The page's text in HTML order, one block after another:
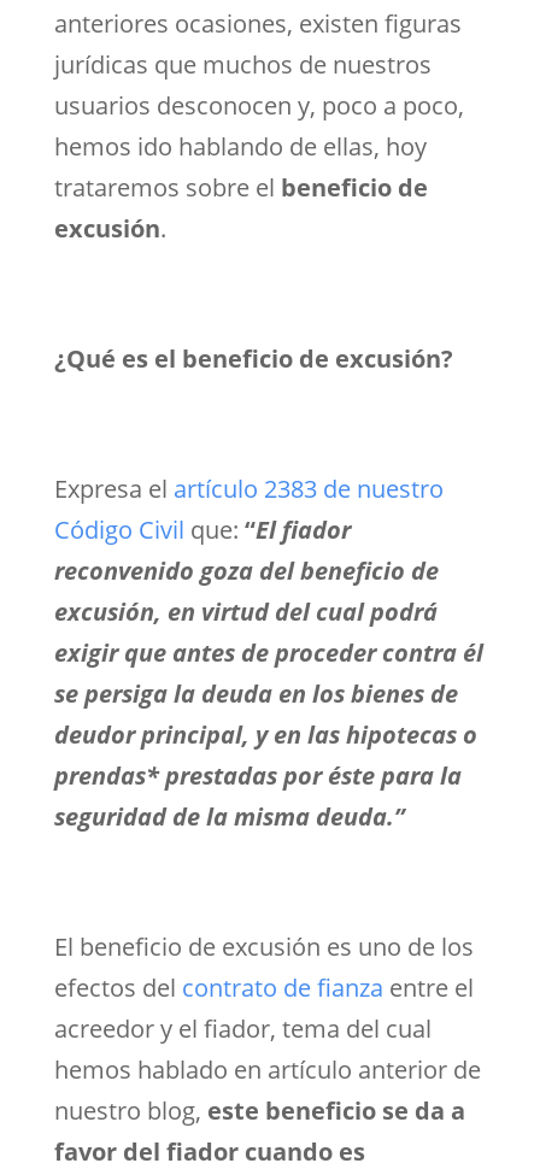
anteriores ocasiones, existen figuras
jurídicas que muchos de nuestros
usuarios desconocen y, poco a poco,
hemos ido hablando de ellas, hoy
trataremos sobre el beneficio de
excusión.
¿Qué es el beneficio de excusión?
Expresa el artículo 2383 de nuestro
Código Civil que: “El fiador
reconvenido goza del beneficio de
excusión, en virtud del cual podrá
exigir que antes de proceder contra él
se persiga la deuda en los bienes de
deudor principal, y en las hipotecas o
prendas* prestadas por éste para la
seguridad de la misma deuda.”
El beneficio de excusión es uno de los
efectos del contrato de fianza entre el
acreedor y el fiador, tema del cual
hemos hablado en artículo anterior de
nuestro blog, este beneficio se da a
favor del fiador cuando es